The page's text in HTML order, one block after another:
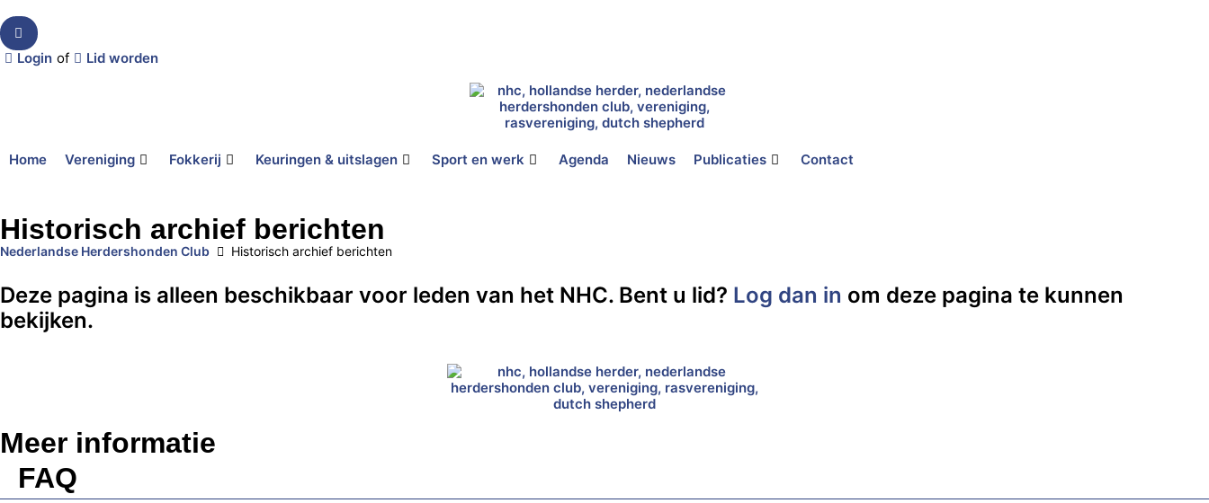
Login of Lid worden
Home Vereniging Fokkerij Keuringen & uitslagen Sport en werk Agenda Nieuws Publicaties Contact
Historisch archief berichten
Nederlandse Herdershonden Club Historisch archief berichten
Deze pagina is alleen beschikbaar voor leden van het NHC. Bent u lid? Log dan in om deze pagina te kunnen
bekijken.
Meer informatie
FAQ